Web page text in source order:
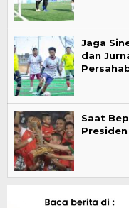
Jaga
dan
Saat
Presiden